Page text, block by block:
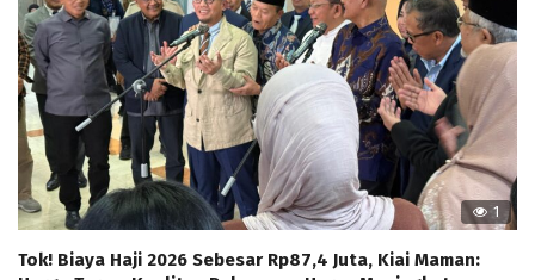
1
Tok! Biaya Haji 2026 Sebesar Rp87,4 Juta, Kiai Maman: